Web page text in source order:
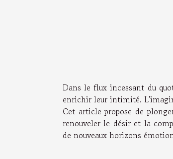
Dans le flux incessant du
enrichir leur intimité.
Cet article propose de
renouveler le désir et la
de nouveaux horizons